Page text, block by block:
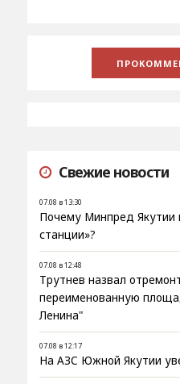
Свежие новости
07.08 в 13:30
Почему Минпред Якутии
станции»?
07.08 в 12:48
Трутнев назвал
переименованную
Ленина"
07.08 в 12:17
На АЗС Южной Якутии